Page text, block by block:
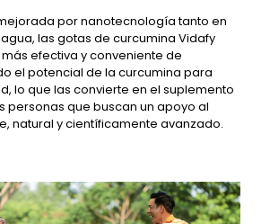
por nanotecnología tanto en
las gotas de curcumina Vidafy
efectiva y conveniente de
el potencial de la curcumina para
lo que las convierte en el suplemento
personas que buscan un apoyo al
natural y científicamente avanzado.